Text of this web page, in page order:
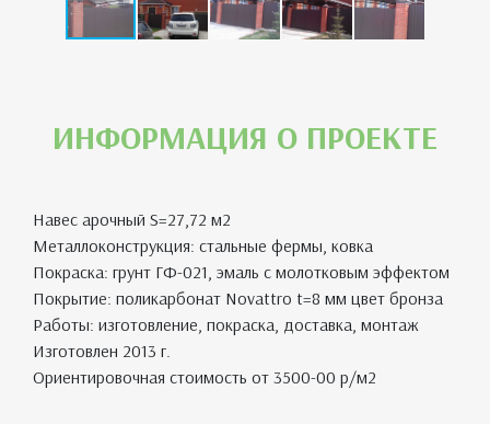
ИНФОРМАЦИЯ О ПРОЕКТЕ
Навес арочный S=27,72 м2
Металлоконструкция: стальные фермы, ковка
Покраска: грунт ГФ-021, эмаль с молотковым эффектом
Покрытие: поликарбонат Novattro t=8 мм цвет бронза
Работы: изготовление, покраска, доставка, монтаж
Изготовлен 2013 г.
Ориентировочная стоимость от 3500-00 р/м2